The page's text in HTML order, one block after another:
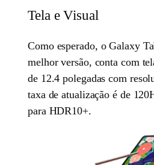
Tela e Visual
Como esperado, o Galaxy
melhor versão, conta com
de 12.4 polegadas com
taxa de atualização é de
para HDR10+.